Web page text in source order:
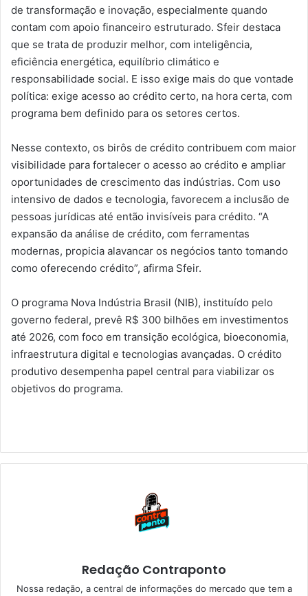
de transformação e inovação, especialmente quando
contam com apoio financeiro estruturado. Sfeir destaca
que se trata de produzir melhor, com inteligência,
eficiência energética, equilíbrio climático e
responsabilidade social. E isso exige mais do que vontade
política: exige acesso ao crédito certo, na hora certa, com
programa bem definido para os setores certos.
Nesse contexto, os birôs de crédito contribuem com maior
visibilidade para fortalecer o acesso ao crédito e ampliar
oportunidades de crescimento das indústrias. Com uso
intensivo de dados e tecnologia, favorecem a inclusão de
pessoas jurídicas até então invisíveis para crédito. “A
expansão da análise de crédito, com ferramentas
modernas, propicia alavancar os negócios tanto tomando
como oferecendo crédito”, afirma Sfeir.
O programa Nova Indústria Brasil (NIB), instituído pelo
governo federal, prevê R$ 300 bilhões em investimentos
até 2026, com foco em transição ecológica, bioeconomia,
infraestrutura digital e tecnologias avançadas. O crédito
produtivo desempenha papel central para viabilizar os
objetivos do programa.
Redação Contraponto
Nossa redação, a central de informações do mercado que tem a